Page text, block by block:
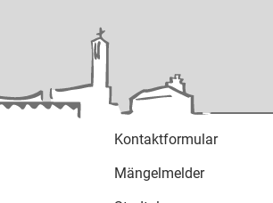
Kontaktformular
Mängelmelder